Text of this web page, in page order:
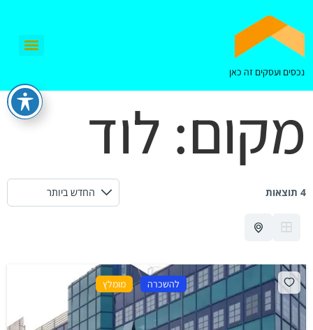
נכסים ועסקים זה כאן
מקום: לוד
4 תוצאות
להשכרה מומלץ